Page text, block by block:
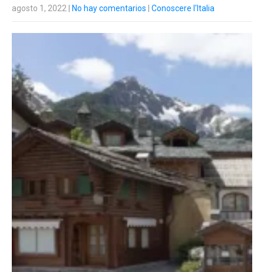
agosto 1, 2022 No hay comentarios Conoscere l'Italia